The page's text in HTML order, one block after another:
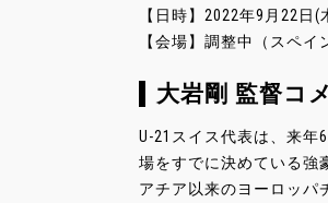
【日時】2022年9月22
【会場】調整中（スペ
大岩剛 監督コ
U-21スイス代表は、来年
場をすでに決めている強
アチア以来のヨーロッパ